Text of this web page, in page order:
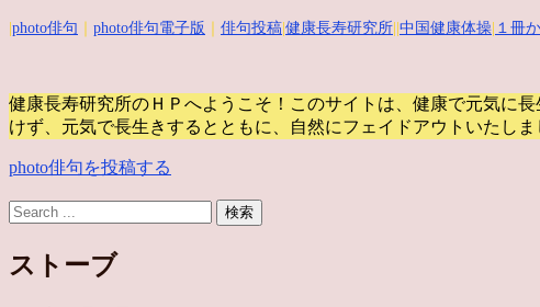
photo俳句 photo俳句電子版 俳句投稿 健康長寿研究所 中国健康体操 １冊
健康長寿研究所のＨＰへようこそ！このサイトは、健康で元気に
けず、元気で長生きするとともに、自然にフェイドアウトいたしま
photo俳句を投稿する
ストーブ